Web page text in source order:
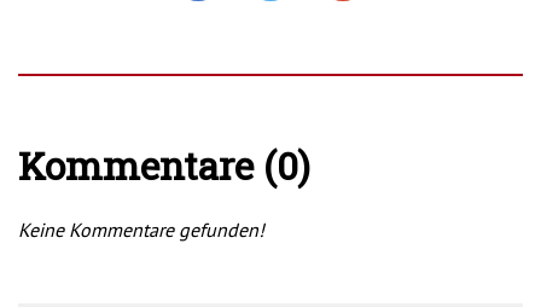
Kommentare (0)
Keine Kommentare gefunden!